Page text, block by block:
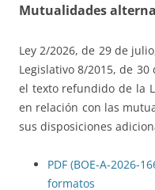
Mutualidades
Ley 2/2026, de 29 de
Legislativo 8/2015, de
el texto refundido de la
en relación con las
sus disposiciones
PDF (BOE-A-2026-
formatos